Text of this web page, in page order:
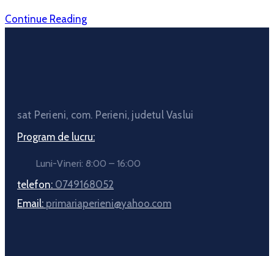
Continue Reading
sat Perieni, com. Perieni, judetul Vaslui
Program de lucru:
Luni-Vineri: 8:00 – 16:00
telefon: 0749168052
Email: primariaperieni@yahoo.com